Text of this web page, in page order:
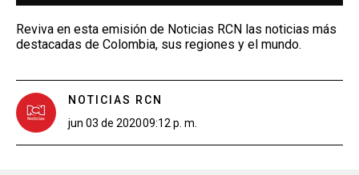
Reviva en esta emisión de Noticias RCN las noticias más
destacadas de Colombia, sus regiones y el mundo.
NOTICIAS RCN
jun 03 de 202009:12 p. m.